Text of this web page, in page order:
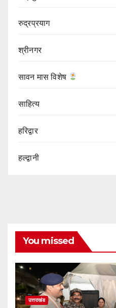
रुद्रप्रयाग
श्रीनगर
सावन मास विशेष
साहित्य
हरिद्वार
हल्द्वानी
You missed
उत्तराखंड